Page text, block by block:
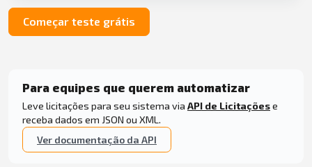
Começar teste grátis
Para equipes que querem automatizar
Leve licitações para seu sistema via API de Licitaçõese
receba dados em JSON ou XML.
Ver documentação da API